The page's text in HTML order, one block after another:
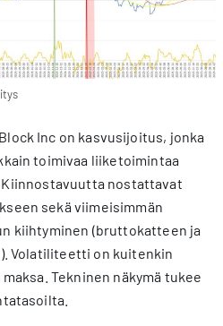
Inc on kasvusijoitus, jonka
toimivaa liiketoimintaa
nostattavat
sekä viimeisimmän
kiihtyminen (bruttokatteen ja
Volatiliteetti on kuitenkin
Tekninen näkymä tukee